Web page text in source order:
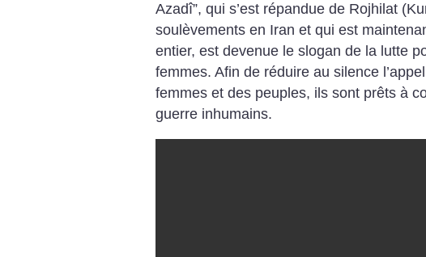
Azadî”, qui s’est répandue de Rojhilat
soulèvements en Iran et qui est
entier, est devenue le slogan de la lutte
femmes. Afin de réduire au silence
femmes et des peuples, ils sont prêts à
guerre inhumains.